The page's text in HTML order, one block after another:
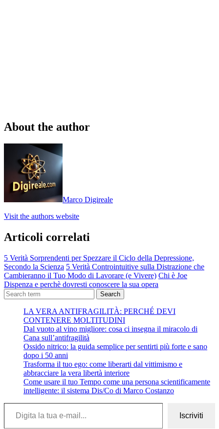
About the author
Marco Digireale
Visit the authors website
Articoli correlati
5 Verità Sorprendenti per Spezzare il Ciclo della Depressione,
Secondo la Scienza 5 Verità Controintuitive sulla Distrazione che
Cambieranno il Tuo Modo di Lavorare (e Vivere) Chi è Joe
Dispenza e perchè dovresti conoscere la sua opera
Search
LA VERA ANTIFRAGILITÀ: PERCHÉ DEVI
CONTENERE MOLTITUDINI
Dal vuoto al vino migliore: cosa ci insegna il miracolo di
Cana sull’antifragilità
Ossido nitrico: la guida semplice per sentirti più forte e sano
dopo i 50 anni
Trasforma il tuo ego: come liberarti dal vittimismo e
abbracciare la vera libertà interiore
Come usare il tuo Tempo come una persona scientificamente
intelligente: il sistema Dis/Co di Marco Costanzo
Digita la tua e-mail...
Iscriviti